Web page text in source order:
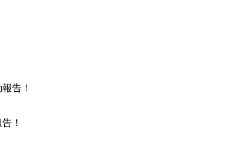
！